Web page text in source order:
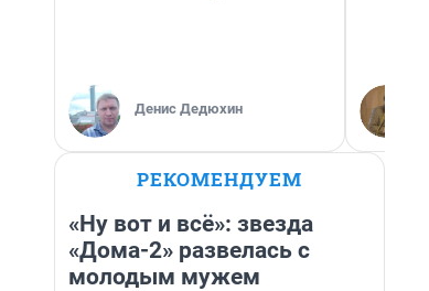
Денис Дедюхин
РЕКОМЕНДУЕМ
«Ну вот и всё»: звезда
«Дома-2» развелась с
молодым мужем